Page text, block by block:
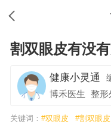
割双眼皮有没
健康小灵通
博禾医生 整形
关键词： #双眼皮 #割双眼皮